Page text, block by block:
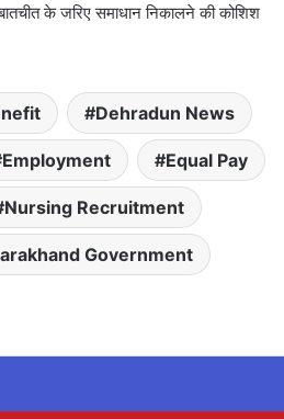
के जरिए समाधान निकालने की कोशिश
Dehradun News
Employment Equal Pay
Nursing Recruitment
Government